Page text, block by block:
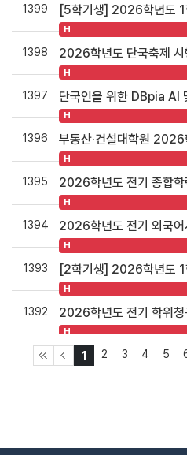
1399
H
1398
H
1397 단국인을 위한 DBpia AI
H
1396
H
1395
H
1394
H
1393
H
1392 2026학년도 전기 학위청
H
1 2 3 4 5